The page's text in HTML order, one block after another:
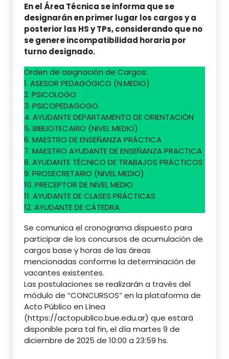
En el Área Técnica se informa que se
designarán en primer lugar los cargos y a
posterior las HS y TPs, considerando que no
se genere incompatibilidad horaria por
turno designado.
Orden de asignación de Cargos:
1. ASESOR PEDAGÓGICO (N.MEDIO)
2. PSICOLOGO
3. PSICOPEDAGOGO
4. AYUDANTE DEPARTAMENTO DE ORIENTACIÓN
5. BIBLIOTECARIO (NIVEL MEDIO)
6. MAESTRO DE ENSEÑANZA PRÁCTICA
7. MAESTRO AYUDANTE DE ENSEÑANZA PRACTICA
8. AYUDANTE TÉCNICO DE TRABAJOS PRÁCTICOS
9. PROSECRETARIO (NIVEL MEDIO)
10. PRECEPTOR DE NIVEL MEDIO
11. AYUDANTE DE CLASES PRÁCTICAS
12. AYUDANTE DE CÁTEDRA
Se comunica el cronograma dispuesto para
participar de los concursos de acumulación de
cargos base y horas de las áreas
mencionadas conforme la determinación de
vacantes existentes.
Las postulaciones se realizarán a través del
módulo de “CONCURSOS” en la plataforma de
Acto Público en Línea
(https://actopublico.bue.edu.ar) que estará
disponible para tal fin, el día martes 9 de
diciembre de 2025 de 10:00 a 23:59 hs.